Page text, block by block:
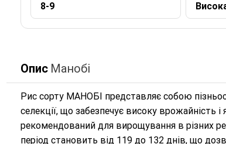
8-9
Опис Манобі
Рис сорту МАНОБІ представляє собою
селекції, що забезпечує високу врожайність
рекомендований для вирощування в різних
період становить від 119 до 132 днів, що